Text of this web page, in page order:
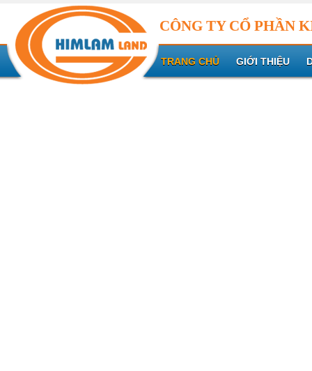
CÔNG TY CỔ PHẦN
TRANG CHỦ GIỚI THIỆU